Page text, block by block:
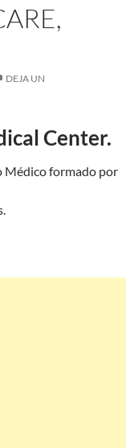
DEJA UN
Center.
Médico formado por